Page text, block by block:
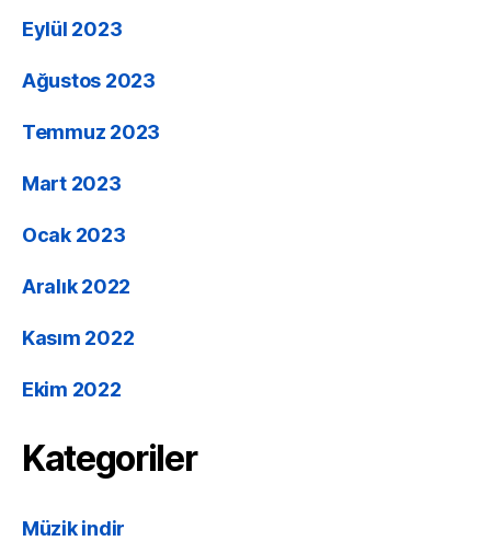
Eylül 2023
Ağustos 2023
Temmuz 2023
Mart 2023
Ocak 2023
Aralık 2022
Kasım 2022
Ekim 2022
Kategoriler
Müzik indir